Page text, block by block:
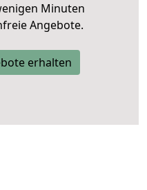
Minuten
Angebote.
erhalten